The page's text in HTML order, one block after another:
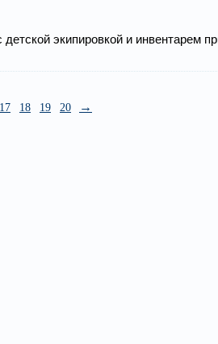
экипировкой и инвентарем
17 18 19 20 →